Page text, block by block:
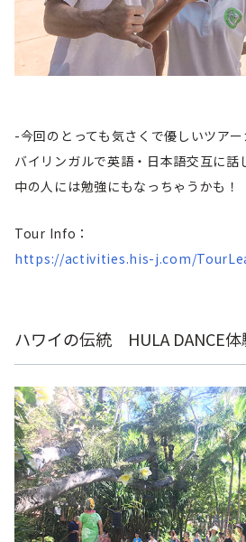
-今回のとっても気さくで優しいツア
バイリンガルで英語・日本語交互に話
中の人には勉強にもなっちゃうかも！
Tour Info：
https://activities.his-j.com/
ハワイの伝統 HULA DANCE体